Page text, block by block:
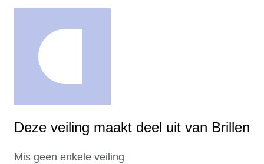
Deze veiling maakt deel uit van Brillen
Mis geen enkele veiling